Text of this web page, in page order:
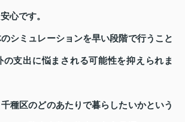
心です。
シミュレーションを早い段階で行うこと
の支出に悩まされる可能性を抑えられま
種区のどのあたりで暮らしたいかという